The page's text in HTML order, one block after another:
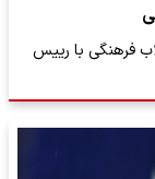
فرهنگی با رییس